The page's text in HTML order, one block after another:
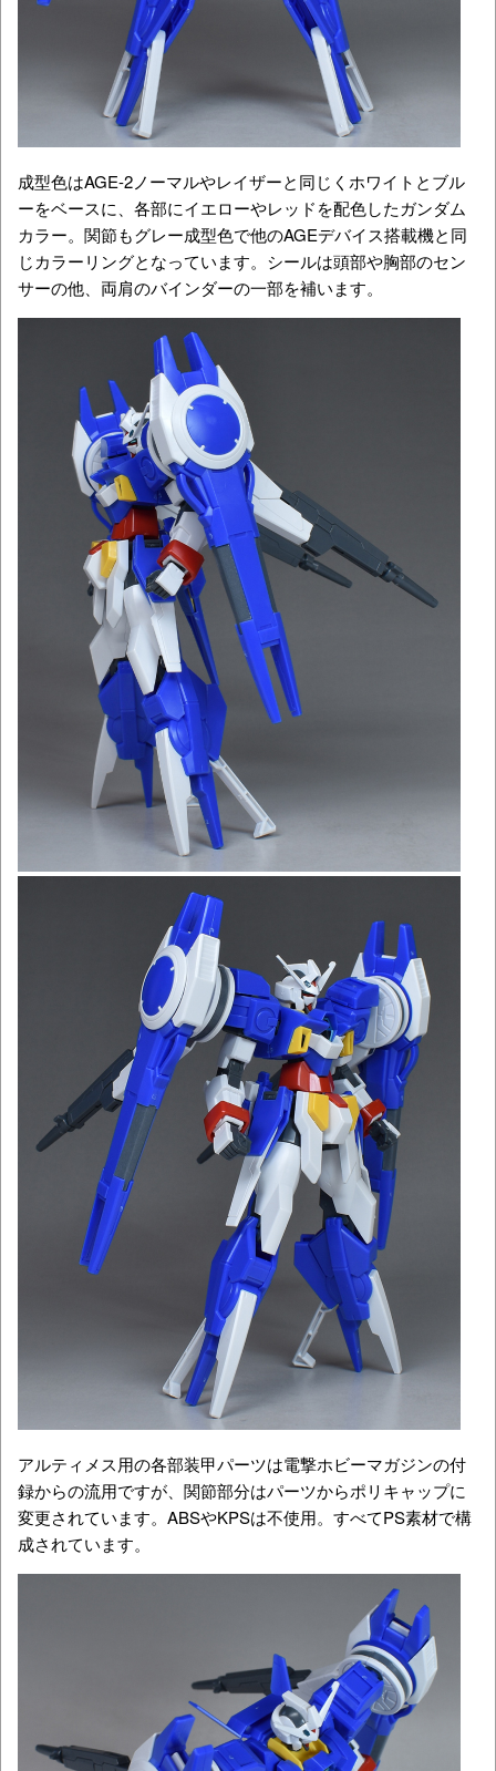
成型色はAGE-2ノーマルやレイザーと同じくホワイトとブル
ーをベースに、各部にイエローやレッドを配色したガンダム
カラー。関節もグレー成型色で他のAGEデバイス搭載機と同
じカラーリングとなっています。シールは頭部や胸部のセン
サーの他、両肩のバインダーの一部を補います。
アルティメス用の各部装甲パーツは電撃ホビーマガジンの付
録からの流用ですが、関節部分はパーツからポリキャップに
変更されています。ABSやKPSは不使用。すべてPS素材で構
成されています。